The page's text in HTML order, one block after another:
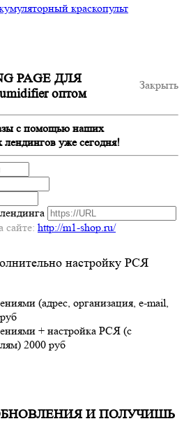
краскопульт
Закрыть
PAGE ДЛЯ
оптом
с помощью наших
уже сегодня!
http://m1-shop.ru/
настройку РСЯ
(адрес, организация, e-mail,
+ настройка РСЯ (с
2000 руб
И ПОЛУЧИШЬ